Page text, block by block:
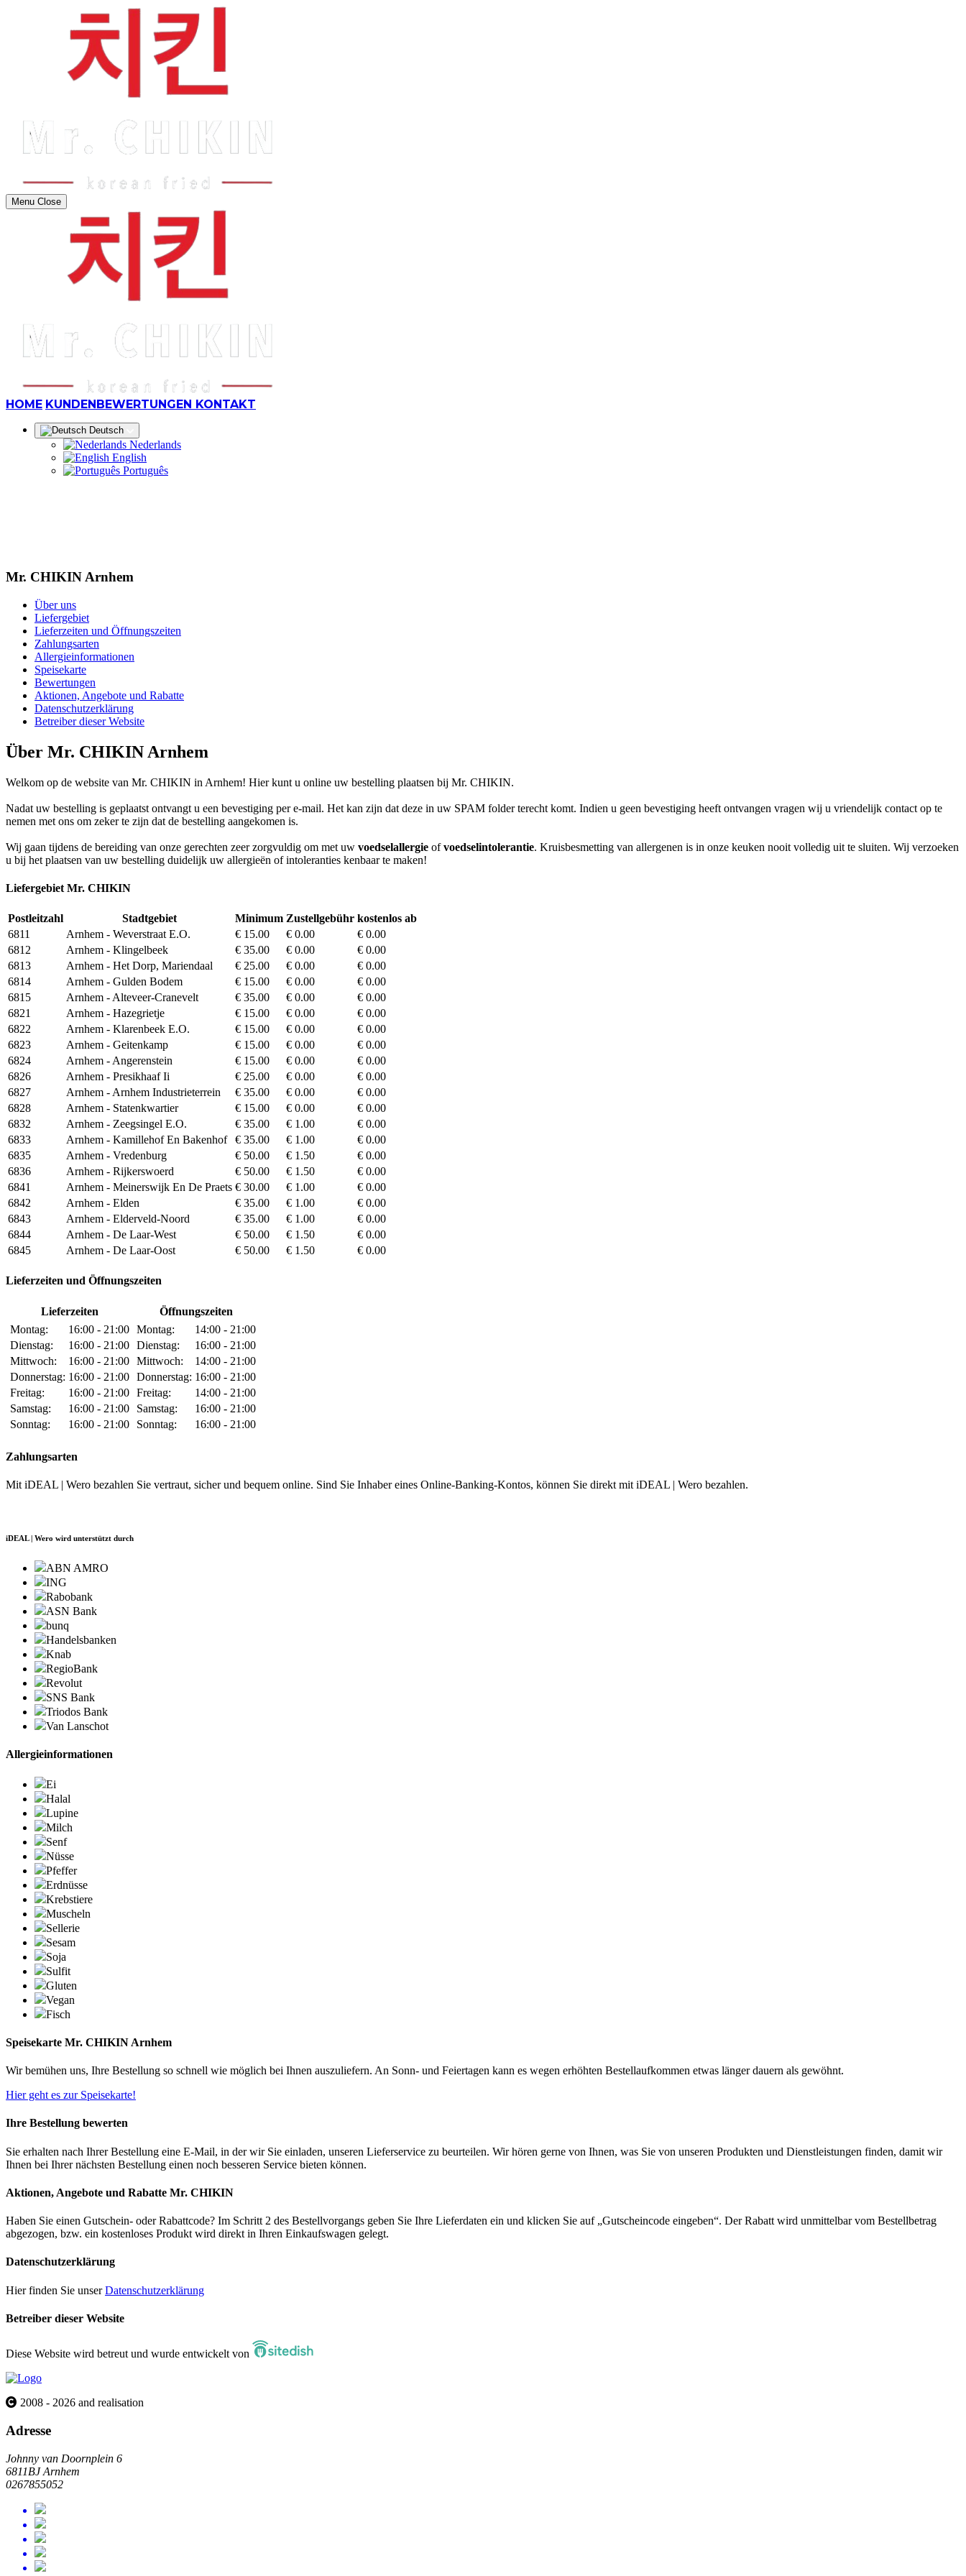
Menu Close
HOME KUNDENBEWERTUNGEN KONTAKT
Deutsch
Nederlands
English
Português
Mr. CHIKIN Arnhem
Über uns
Liefergebiet
Lieferzeiten und Öffnungszeiten
Zahlungsarten
Allergieinformationen
Speisekarte
Bewertungen
Aktionen, Angebote und Rabatte
Datenschutzerklärung
Betreiber dieser Website
Über Mr. CHIKIN Arnhem
Welkom op de website van Mr. CHIKIN in Arnhem! Hier kunt u online uw bestelling plaatsen bij Mr. CHIKIN.
Nadat uw bestelling is geplaatst ontvangt u een bevestiging per e-mail. Het kan zijn dat deze in uw SPAM folder terecht komt. Indien u geen bevestiging heeft ontvangen vragen wij u vriendelijk contact op te
nemen met ons om zeker te zijn dat de bestelling aangekomen is.
Wij gaan tijdens de bereiding van onze gerechten zeer zorgvuldig om met uw voedselallergie ofvoedselintolerantie. Kruisbesmetting van allergenen is in onze keuken nooit volledig uit te sluiten. Wij verzoeken
u bij het plaatsen van uw bestelling duidelijk uw allergieën of intoleranties kenbaar te maken!
Liefergebiet Mr. CHIKIN
Postleitzahl Stadtgebiet Minimum Zustellgebühr kostenlos ab
6811
Arnhem - Weverstraat E.O. € 15.00 € 0.00
€ 0.00
6812
Arnhem - Klingelbeek € 35.00 € 0.00
€ 0.00
6813
Arnhem - Het Dorp, Mariendaal € 25.00 € 0.00
€ 0.00
6814
Arnhem - Gulden Bodem € 15.00 € 0.00
€ 0.00
6815
Arnhem - Alteveer-Cranevelt € 35.00 € 0.00
€ 0.00
6821
Arnhem - Hazegrietje € 15.00 € 0.00
€ 0.00
6822
Arnhem - Klarenbeek E.O. € 15.00 € 0.00
€ 0.00
6823
Arnhem - Geitenkamp € 15.00 € 0.00
€ 0.00
6824
Arnhem - Angerenstein € 15.00 € 0.00
€ 0.00
6826
Arnhem - Presikhaaf Ii € 25.00 € 0.00
€ 0.00
6827
Arnhem - Arnhem Industrieterrein € 35.00 € 0.00
€ 0.00
6828
Arnhem - Statenkwartier € 15.00 € 0.00
€ 0.00
6832
Arnhem - Zeegsingel E.O. € 35.00 € 1.00
€ 0.00
6833
Arnhem - Kamillehof En Bakenhof € 35.00 € 1.00
€ 0.00
6835
Arnhem - Vredenburg € 50.00 € 1.50
€ 0.00
6836
Arnhem - Rijkerswoerd € 50.00 € 1.50
€ 0.00
6841
Arnhem - Meinerswijk En De Praets € 30.00 € 1.00
€ 0.00
6842
Arnhem - Elden € 35.00 € 1.00
€ 0.00
6843
Arnhem - Elderveld-Noord € 35.00 € 1.00
€ 0.00
6844
Arnhem - De Laar-West € 50.00 € 1.50
€ 0.00
6845
Arnhem - De Laar-Oost € 50.00 € 1.50 € 0.00
Lieferzeiten und Öffnungszeiten
Lieferzeiten
Öffnungszeiten
Montag:
16:00 - 21:00
Dienstag:
16:00 - 21:00
Mittwoch:
16:00 - 21:00
Donnerstag: 16:00 - 21:00
Freitag:
16:00 - 21:00
Samstag:
16:00 - 21:00
Sonntag:
16:00 - 21:00
Montag:
14:00 - 21:00
Dienstag:
16:00 - 21:00
Mittwoch:
14:00 - 21:00
Donnerstag: 16:00 - 21:00
Freitag:
14:00 - 21:00
Samstag:
16:00 - 21:00
Sonntag:
16:00 - 21:00
Zahlungsarten
Mit iDEAL | Wero bezahlen Sie vertraut, sicher und bequem online. Sind Sie Inhaber eines Online-Banking-Kontos, können Sie direkt mit iDEAL | Wero bezahlen.
iDEAL | Wero wird unterstützt durch
ABN AMRO
ING
Rabobank
ASN Bank
bunq
Handelsbanken
Knab
RegioBank
Revolut
SNS Bank
Triodos Bank
Van Lanschot
Allergieinformationen
Ei
Halal
Lupine
Milch
Senf
Nüsse
Pfeffer
Erdnüsse
Krebstiere
Muscheln
Sellerie
Sesam
Soja
Sulfit
Gluten
Vegan
Fisch
Speisekarte Mr. CHIKIN Arnhem
Wir bemühen uns, Ihre Bestellung so schnell wie möglich bei Ihnen auszuliefern. An Sonn- und Feiertagen kann es wegen erhöhten Bestellaufkommen etwas länger dauern als gewöhnt.
Hier geht es zur Speisekarte!
Ihre Bestellung bewerten
Sie erhalten nach Ihrer Bestellung eine E-Mail, in der wir Sie einladen, unseren Lieferservice zu beurteilen. Wir hören gerne von Ihnen, was Sie von unseren Produkten und Dienstleistungen finden, damit wir
Ihnen bei Ihrer nächsten Bestellung einen noch besseren Service bieten können.
Aktionen, Angebote und Rabatte Mr. CHIKIN
Haben Sie einen Gutschein- oder Rabattcode? Im Schritt 2 des Bestellvorgangs geben Sie Ihre Lieferdaten ein und klicken Sie auf „Gutscheincode eingeben“. Der Rabatt wird unmittelbar vom Bestellbetrag
abgezogen, bzw. ein kostenloses Produkt wird direkt in Ihren Einkaufswagen gelegt.
Datenschutzerklärung
Hier finden Sie unserDatenschutzerklärung
Betreiber dieser Website
Diese Website wird betreut und wurde entwickelt von
2008 - 2026 and realisation
Adresse
Johnny van Doornplein 6
6811BJ Arnhem
0267855052